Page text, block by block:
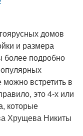
домов
и размера
подробно
встретить в
это 4-х или
которые
Хрущева Никиты